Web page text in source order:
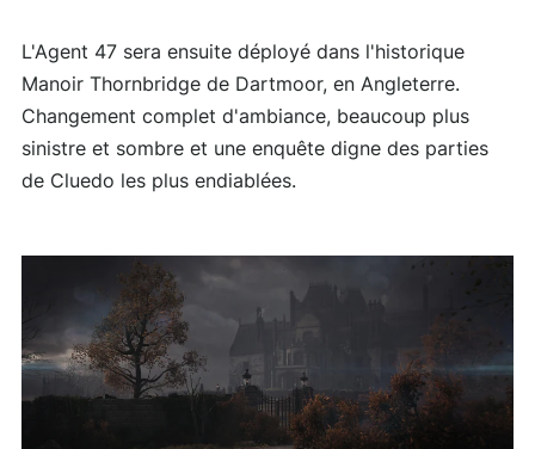
L'Agent 47 sera ensuite déployé dans l'historique
Manoir Thornbridge de Dartmoor, en Angleterre.
Changement complet d'ambiance, beaucoup plus
sinistre et sombre et une enquête digne des parties
de Cluedo les plus endiablées.